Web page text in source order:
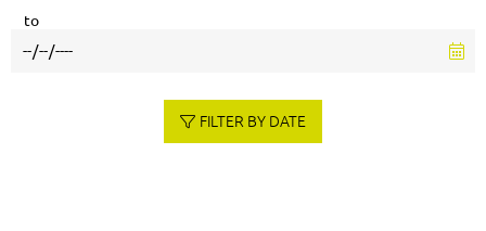
to
FILTER BY DATE